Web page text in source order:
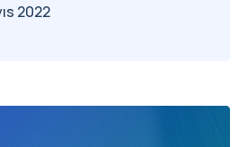
2022